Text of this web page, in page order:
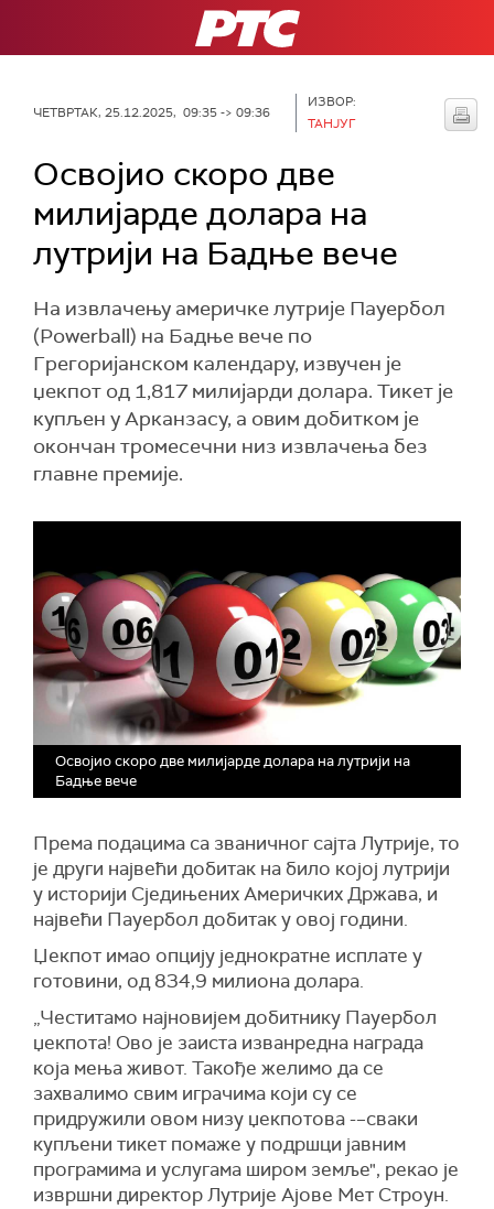
РТС
ЧЕТВРТАК, 25.12.2025, 09:35 -> 09:36
ИЗВОР:
ТАНЈУГ
Освојио скоро две
милијарде долара на
лутрији на Бадње вече
На извлачењу америчке лутрије Пауербол
(Powerball) на Бадње вече по
Грегоријанском календару, извучен је
џекпот од 1,817 милијарди долара. Тикет је
купљен у Арканзасу, а овим добитком је
окончан тромесечни низ извлачења без
главне премије.
Освојио скоро две милијарде долара на лутрији на
Бадње вече
Према подацима са званичног сајта Лутрије, то
је други највећи добитак на било којој лутрији
у историји Сједињених Америчких Држава, и
највећи Пауербол добитак у овој години.
Џекпот имао опцију једнократне исплате у
готовини, од 834,9 милиона долара.
„Честитамо најновијем добитнику Пауербол
џекпота! Ово је заиста изванредна награда
која мења живот. Такође желимо да се
захвалимо свим играчима који су се
придружили овом низу џекпотова -–сваки
купљени тикет помаже у подршци јавним
програмима и услугама широм земље", рекао је
извршни директор Лутрије Ајове Мет Строун.